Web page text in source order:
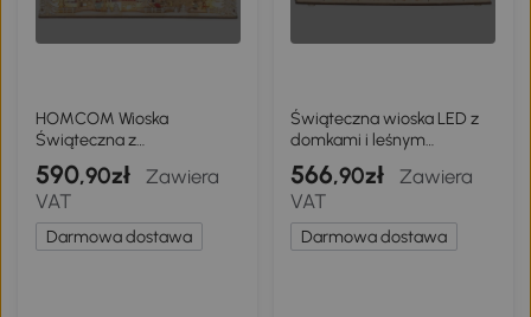
HOMCOM Wioska
Świąteczna z
Oświetleniem LED, 45 cm
Miasteczko Świąteczne z
Bałwanem, Reniferem i
Drzewami, Wygląd
Naturalnego Drewna,
590,90zł
Zawiera
VAT
Darmowa dostawa
Świąteczna wioska LED z
domkami i leśnym
krajobrazem
566,90zł
Zawiera
VAT
Darmowa dostawa